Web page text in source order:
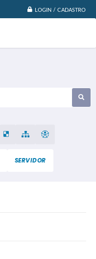
LOGIN / CADASTRO
SERVIDOR